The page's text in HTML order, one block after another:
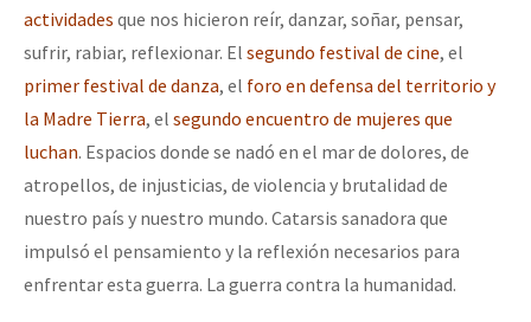
actividades que nos hicieron reír, danzar, soñar, pensar,
sufrir, rabiar, reflexionar. El segundo festival de cine, el
primer festival de danza, el foro en defensa del territorio y
la Madre Tierra, el segundo encuentro de mujeres que
luchan. Espacios donde se nadó en el mar de dolores, de
atropellos, de injusticias, de violencia y brutalidad de
nuestro país y nuestro mundo. Catarsis sanadora que
impulsó el pensamiento y la reflexión necesarios para
enfrentar esta guerra. La guerra contra la humanidad.